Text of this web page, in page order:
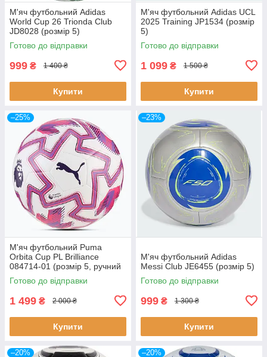
М'яч футбольний Adidas
World Cup 26 Trionda Club
JD8028 (розмір 5)
Готово до відправки
999 ₴ 1 400 ₴
Купити
М'яч футбольний Adidas UCL
2025 Training JP1534 (розмір
5)
Готово до відправки
1 099 ₴ 1 500 ₴
Купити
–25%
М'яч футбольний Puma
Orbita Cup PL Brilliance
084714-01 (розмір 5, ручний
шов, оригінал)
Готово до відправки
1 499 ₴ 2 000 ₴
Купити
–23%
М'яч футбольний Adidas
Messi Club JE6455 (розмір 5)
Готово до відправки
999 ₴ 1 300 ₴
Купити
–20% –20%